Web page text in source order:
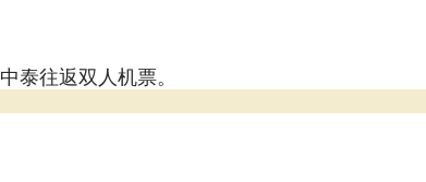
泰往返双人机票。